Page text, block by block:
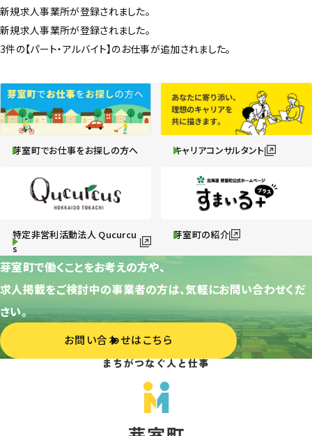
新規求人事業所が登録されました。
新規求人事業所が登録されました。
3件の【パート・アルバイト】のお仕事が追加されました。
芽室町でお仕事をお探しの方へ キャリアコンサルタント
特定非営利活動法人 Qucurcu
s
芽室町の紹介
芽室町で働くことをお考えの方や、
求人掲載をご検討中の事業者の方は、気軽にお問い合わせくだ
さい。
お問い合わせはこちら